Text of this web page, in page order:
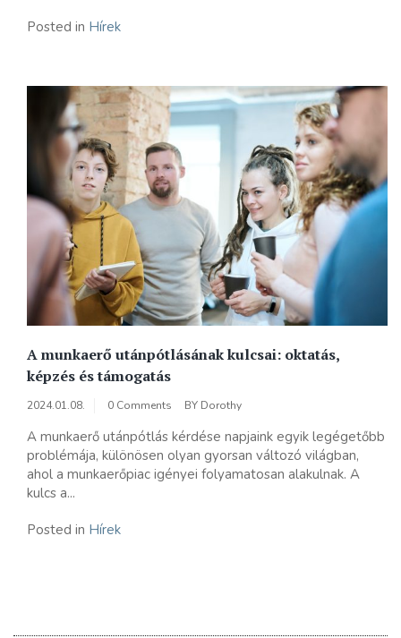
Posted in Hírek
A munkaerő utánpótlásának kulcsai: oktatás,
képzés és támogatás
2024.01.08. 0 Comments BY Dorothy
A munkaerő utánpótlás kérdése napjaink egyik legégetőbb
problémája, különösen olyan gyorsan változó világban,
ahol a munkaerőpiac igényei folyamatosan alakulnak. A
kulcs a...
Posted in Hírek